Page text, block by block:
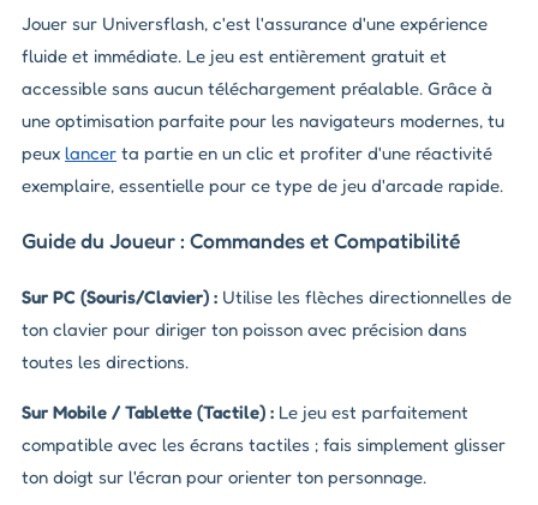
Jouer sur Universflash, c'est l'assurance d'une expérience
fluide et immédiate. Le jeu est entièrement gratuit et
accessible sans aucun téléchargement préalable. Grâce à
une optimisation parfaite pour les navigateurs modernes, tu
peux lancer ta partie en un clic et profiter d'une réactivité
exemplaire, essentielle pour ce type de jeu d'arcade rapide.
Guide du Joueur : Commandes et Compatibilité
Sur PC (Souris/Clavier) : Utilise les flèches directionnelles de
ton clavier pour diriger ton poisson avec précision dans
toutes les directions.
Sur Mobile / Tablette (Tactile) : Le jeu est parfaitement
compatible avec les écrans tactiles ; fais simplement glisser
ton doigt sur l'écran pour orienter ton personnage.